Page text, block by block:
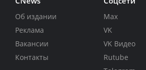
Об издании
Реклама
Вакансии
Контакты
Max
VK
VK Видео
Rutube